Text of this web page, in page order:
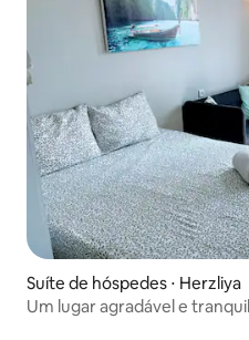
Suíte de hóspedes ⋅ Herzliya
Um lugar agradável e